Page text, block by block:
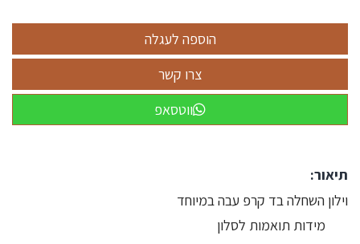
ווטסאפ
תיאור:
וילון השחלה בד קרפ עבה במיוחד
מידות תואמות לסלון